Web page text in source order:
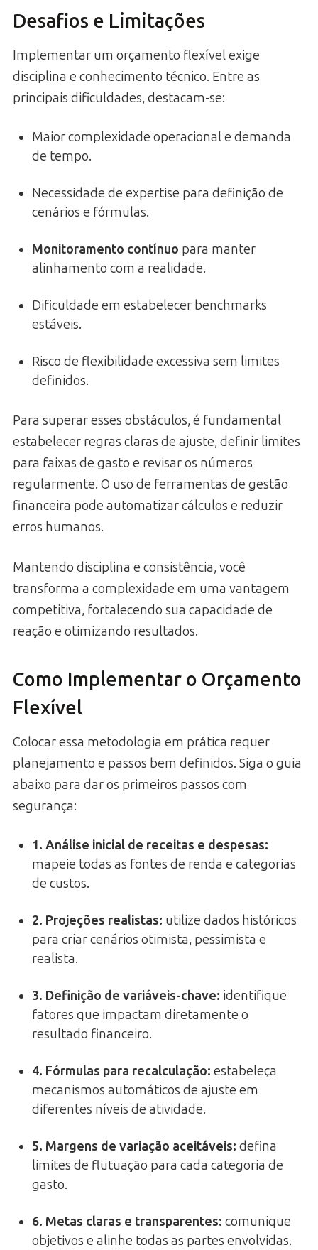
Desafios e Limitações
Implementar um orçamento flexível exige
disciplina e conhecimento técnico. Entre as
principais dificuldades, destacam-se:
Maior complexidade operacional e demanda
de tempo.
Necessidade de expertise para definição de
cenários e fórmulas.
Monitoramento contínuo para manter
alinhamento com a realidade.
Dificuldade em estabelecer benchmarks
estáveis.
Risco de flexibilidade excessiva sem limites
definidos.
Para superar esses obstáculos, é fundamental
estabelecer regras claras de ajuste, definir limites
para faixas de gasto e revisar os números
regularmente. O uso de ferramentas de gestão
financeira pode automatizar cálculos e reduzir
erros humanos.
Mantendo disciplina e consistência, você
transforma a complexidade em uma vantagem
competitiva, fortalecendo sua capacidade de
reação e otimizando resultados.
Como Implementar o Orçamento
Flexível
Colocar essa metodologia em prática requer
planejamento e passos bem definidos. Siga o guia
abaixo para dar os primeiros passos com
segurança:
1. Análise inicial de receitas e despesas:
mapeie todas as fontes de renda e categorias
de custos.
2. Projeções realistas: utilize dados históricos
para criar cenários otimista, pessimista e
realista.
3. Definição de variáveis-chave: identifique
fatores que impactam diretamente o
resultado financeiro.
4. Fórmulas para recalculação: estabeleça
mecanismos automáticos de ajuste em
diferentes níveis de atividade.
5. Margens de variação aceitáveis: defina
limites de flutuação para cada categoria de
gasto.
6. Metas claras e transparentes: comunique
objetivos e alinhe todas as partes envolvidas.